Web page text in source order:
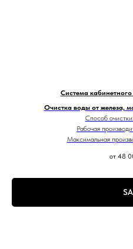
Система
Очистка воды от железа,
Способ
Рабочая
Максимальная
от 48